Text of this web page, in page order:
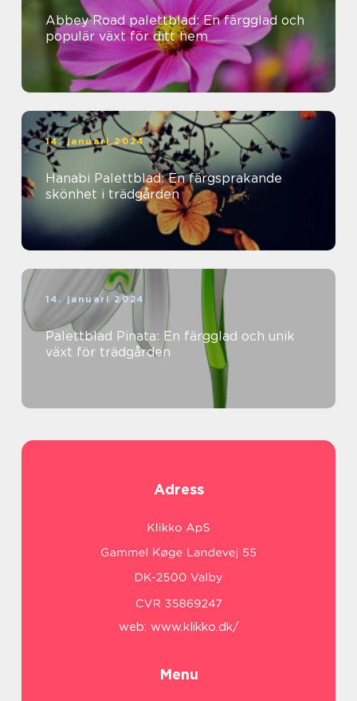
Abbey Road palettblad: En färgglad och
populär växt för ditt hem
14. januari 2024
Hanabi Palettblad: En färgsprakande
skönhet i trädgården
14. januari 2024
Palettblad Pinata: En färgglad och unik
växt för trädgården
Adress
web: www.klikko.dk/
Menu